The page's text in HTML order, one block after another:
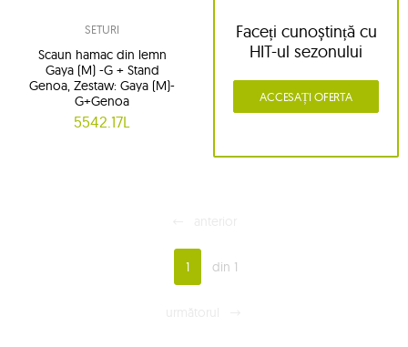
SETURI
Scaun hamac din lemn
Gaya (M) -G + Stand
Genoa, Zestaw: Gaya (M)-
G+Genoa
5542.17L
Faceți cunoștință cu
HIT-ul sezonului
ACCESAȚI OFERTA
1 din 1